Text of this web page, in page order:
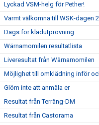
Lyckad VSM-helg för Pether!
Varmt välkomna till WSK-dagen
Dags för klädutprovning
Wärnamomilen resultatlista
Liveresultat från Wärnamomilen
Möjlighet till omklädning inför
Glöm inte att anmäla er
Resultat från Terräng-DM
Resultat från Castorama